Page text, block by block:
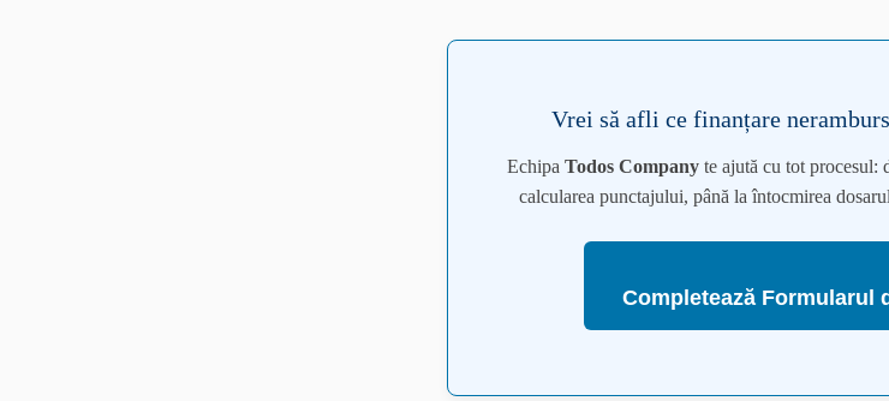
Vrei să afli ce finanțare
Echipa Todos Companyte ajută cu tot procesul:
calcularea punctajului, până la întocmirea
Completează Formularul